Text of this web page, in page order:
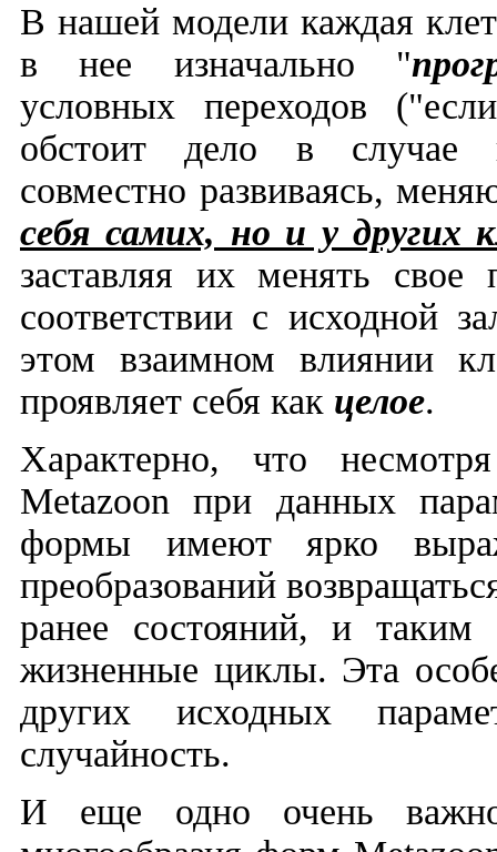
В нашей модели каждая
в нее изначально "
условных переходов
обстоит дело в случае
совместно развиваясь,
себя самих, но и у других
заставляя их менять
соответствии с исходной
этом взаимном влиянии
проявляет себя как целое.
Характерно, что
Metazoonпри данных
формы имеют ярко
преобразований
ранее состояний, и таким
жизненные циклы. Эта
других исходных
случайность.
И еще одно очень